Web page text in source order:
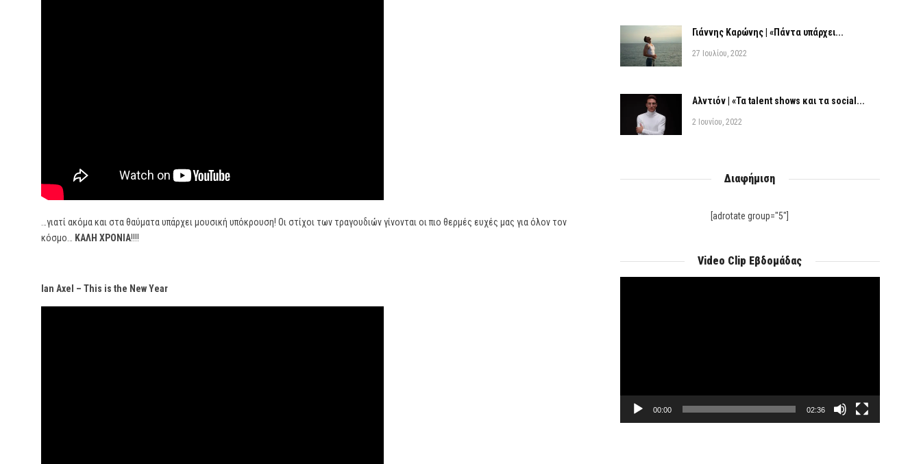
…γιατί ακόμα και στα θαύματα υπάρχει μουσική υπόκρουση! Οι στίχοι των τραγουδιών γίνονται οι πιο θερμές ευχές μας για όλον τον
κόσμο…
ΚΑΛΗ ΧΡΟΝΙΑ!!!!
Ian Axel – This is the New Year
Γιάννης Καρώνης | «Πάντα υπάρχει...
27 Ιουλίου, 2022
Αλντιόν | «Τα talent shows και τα social...
2 Ιουνίου, 2022
Διαφήμιση
[adrotate group="5"]
Video Clip Εβδομάδας
00:00 02:36